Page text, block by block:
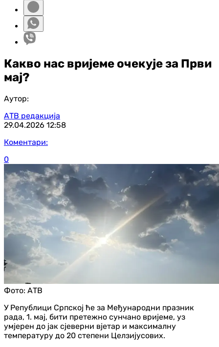
Какво нас вријеме очекује за Први
мај?
Аутор:
АТВ редакција
29.04.2026 12:58
Коментари:
0
Фото: АТВ
У Републици Српској ће за Међународни празник
рада, 1. мај, бити претежно сунчано вријеме, уз
умјерен до јак сјеверни вјетар и максималну
температуру до 20 степени Целзијусових.